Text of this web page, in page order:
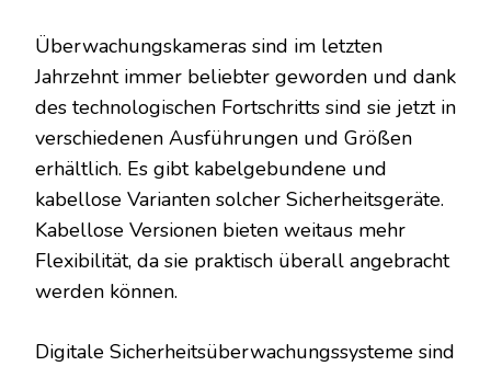
Überwachungskameras sind im letzten
Jahrzehnt immer beliebter geworden und dank
des technologischen Fortschritts sind sie jetzt in
verschiedenen Ausführungen und Größen
erhältlich. Es gibt kabelgebundene und
kabellose Varianten solcher Sicherheitsgeräte.
Kabellose Versionen bieten weitaus mehr
Flexibilität, da sie praktisch überall angebracht
werden können.
Digitale Sicherheitsüberwachungssysteme sind